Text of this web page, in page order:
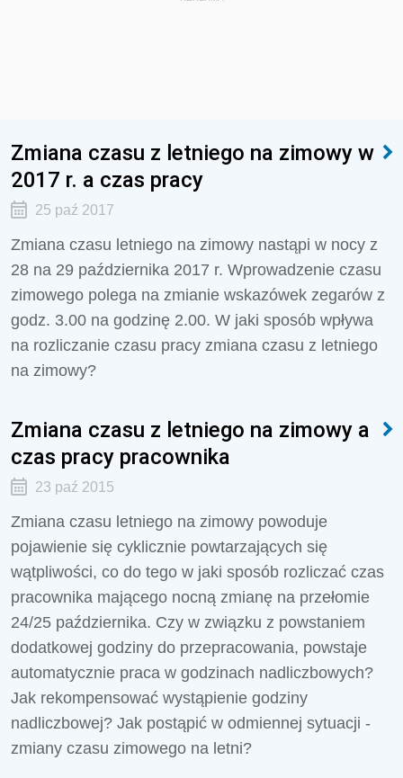
Zmiana czasu z letniego na zimowy w
2017 r. a czas pracy
25 paź 2017
Zmiana czasu letniego na zimowy nastąpi w nocy z
28 na 29 października 2017 r. Wprowadzenie czasu
zimowego polega na zmianie wskazówek zegarów z
godz. 3.00 na godzinę 2.00. W jaki sposób wpływa
na rozliczanie czasu pracy zmiana czasu z letniego
na zimowy?
Zmiana czasu z letniego na zimowy a
czas pracy pracownika
23 paź 2015
Zmiana czasu letniego na zimowy powoduje
pojawienie się cyklicznie powtarzających się
wątpliwości, co do tego w jaki sposób rozliczać czas
pracownika mającego nocną zmianę na przełomie
24/25 października. Czy w związku z powstaniem
dodatkowej godziny do przepracowania, powstaje
automatycznie praca w godzinach nadliczbowych?
Jak rekompensować wystąpienie godziny
nadliczbowej? Jak postąpić w odmiennej sytuacji -
zmiany czasu zimowego na letni?